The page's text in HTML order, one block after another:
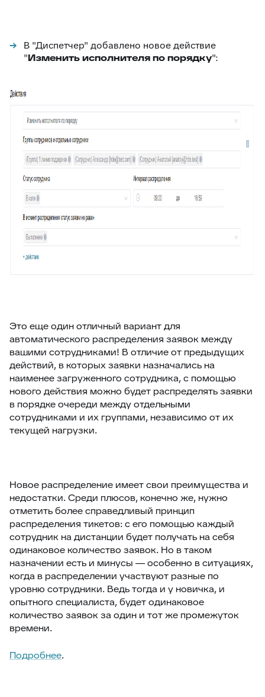
В "Диспетчер" добавлено новое действие
"Изменить исполнителя по порядку":
Это еще один отличный вариант для
автоматического распределения заявок между
вашими сотрудниками! В отличие от предыдущих
действий, в которых заявки назначались на
наименее загруженного сотрудника, с помощью
нового действия можно будет распределять заявки
в порядке очереди между отдельными
сотрудниками и их группами, независимо от их
текущей нагрузки.
Новое распределение имеет свои преимущества и
недостатки. Среди плюсов, конечно же, нужно
отметить более справедливый принцип
распределения тикетов: с его помощью каждый
сотрудник на дистанции будет получать на себя
одинаковое количество заявок. Но в таком
назначении есть и минусы — особенно в ситуациях,
когда в распределении участвуют разные по
уровню сотрудники. Ведь тогда и у новичка, и
опытного специалиста, будет одинаковое
количество заявок за один и тот же промежуток
времени.
Подробнее.